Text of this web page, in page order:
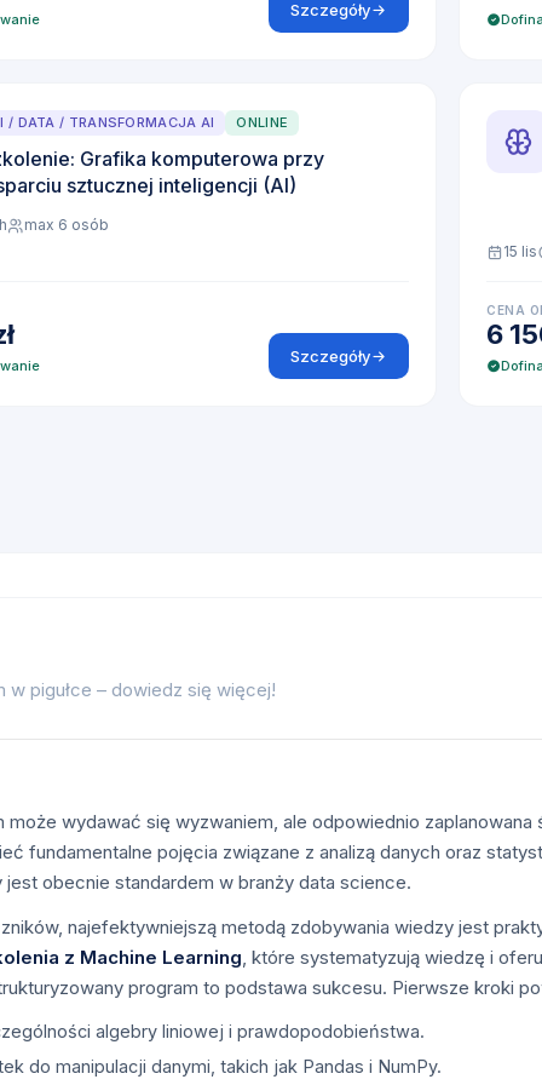
Szczegóły
/ DATA / TRANSFORMACJA AI ONLINE
Grafika komputerowa przy
sztucznej inteligencji (AI)
max 6 osób
Szczegóły
15 lis
CENA
6
pigułce – dowiedz się więcej!
wydawać się wyzwaniem, ale odpowiednio
fundamentalne pojęcia związane z analizą danych oraz
jest obecnie standardem w branży data science.
najefektywniejszą metodą zdobywania wiedzy jest
z Machine Learning, które systematyzują wiedzę i
program to podstawa sukcesu. Pierwsze kroki
algebry liniowej i prawdopodobieństwa.
do manipulacji danymi, takich jak Pandas i NumPy.